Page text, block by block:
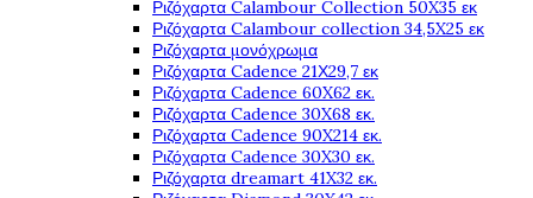
Ριζόχαρτα Calambour Collection 50X35 εκ
Ριζόχαρτα Calambour collection 34,5X25 εκ
Ριζόχαρτα μονόχρωμα
Ριζόχαρτα Cadence 21Χ29,7 εκ
Ριζόχαρτα Cadence 60X62 εκ.
Ριζόχαρτα Cadence 30X68 εκ.
Ριζόχαρτα Cadence 90X214 εκ.
Ριζόχαρτα Cadence 30X30 εκ.
Ριζόχαρτα dreamart 41X32 εκ.